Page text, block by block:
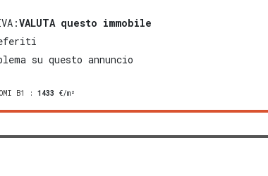
VALUTA questo immobile
su questo annuncio
B1 : 1433 €/m²